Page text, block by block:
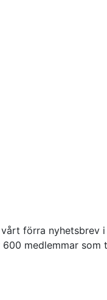
förra nyhetsbrev
medlemmar